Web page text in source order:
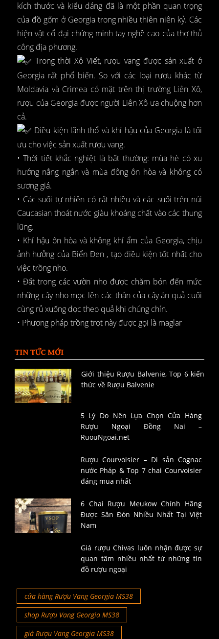
kích thước và kiểu dáng đã là một phần quan trọng
của đồ gốm ở Georgia trong nhiều thiên niên kỷ. Các
hiện vật cổ đại chứng minh tay nghề cao của thợ thủ
công địa phương.
Trong thời Xô Viết, rượu vang được sản xuất ở
Georgia rất phổ biến. So với các loại rượu khác từ
Moldavia và Crimea có mặt trên thị trường Liên Xô,
rượu của Georgia được người Liên Xô ưa chuộng hơn
cả.
Điều kiện lãnh thổ và khí hậu của Georgia là tối
ưu cho việc sản xuất rượu vang.
• Thời tiết khắc nghiệt là bất thường: mùa hè có xu
hướng nắng ngắn và mùa đông ôn hòa và không có
sương giá.
• Các suối tự nhiên có rất nhiều và các suối trên núi
Caucasian thoát nước giàu khoáng chất vào các thung
lũng.
• Khí hậu ôn hòa và không khí ẩm của Georgia, chịu
ảnh hưởng của Biển Đen , tạo điều kiện tốt nhất cho
việc trồng nho.
• Đất trong các vườn nho được chăm bón đến mức
những cây nho mọc lên các thân của cây ăn quả cuối
cùng rủ xuống dọc theo quả khi chúng chín.
• Phương pháp trồng trọt này được gọi là maglar
TIN TỨC MỚI
Giới thiệu Rượu Balvenie, Top 6 kiến
thức về Rượu Balvenie
5 Lý Do Nên Lựa Chọn Cửa Hàng
Rượu Ngoại Đồng Nai –
RuouNgoai.net
Rượu Courvoisier – Di sản Cognac
nước Pháp & Top 7 chai Courvoisier
đáng mua nhất
6 Chai Rượu Meukow Chính Hãng
Được Săn Đón Nhiều Nhất Tại Việt
Nam
Giá rượu Chivas luôn nhận được sự
quan tâm nhiều nhất từ những tín
đồ rượu ngoại
cửa hàng Rượu Vang Georgia MS38
shop Rượu Vang Georgia MS38
giá Rượu Vang Georgia MS38